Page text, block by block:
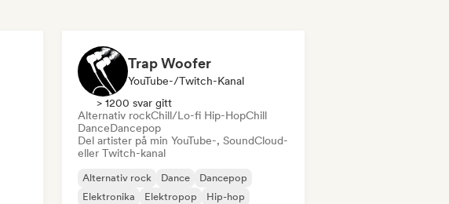
Trap Woofer
YouTube-/Twitch-Kanal
> 1200 svar gitt
Alternativ rockChill/Lo-fi Hip-HopChill
DanceDancepop
Del artister på min YouTube-, SoundCloud-
eller Twitch-kanal
Alternativ rock Dance
Dancepop
Elektronika
Elektropop
Hip-hop